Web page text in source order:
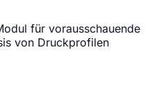
für vorausschauende
von Druckprofilen